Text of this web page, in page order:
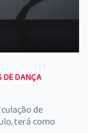
DE DANÇA
de
terá como